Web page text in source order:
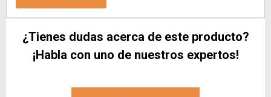
¿Tienes dudas acerca de este producto?
¡Habla con uno de nuestros expertos!